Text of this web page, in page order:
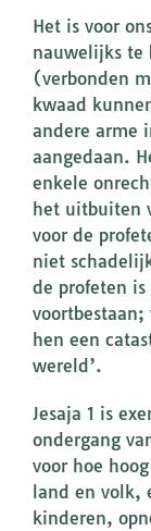
Het is voor
nauwelijks te
(verbonden
kwaad
andere arme
aangedaan.
enkele
het uitbuiten
voor de
niet
de profeten
hen een
wereld’.
Jesaja 1 is
ondergang
voor hoe
land en volk,
kinderen,